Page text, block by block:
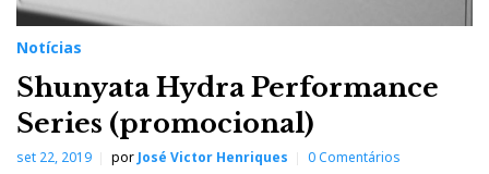
Notícias
Shunyata Hydra Performance
Series (promocional)
set 22, 2019 por José Victor Henriques 0 Comentários